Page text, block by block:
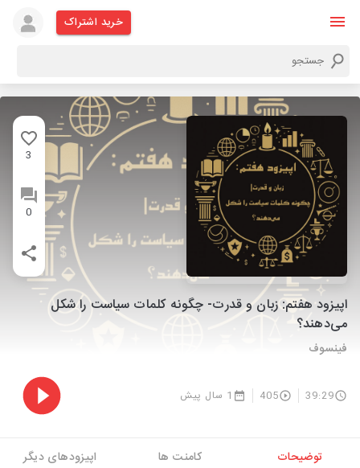
خرید اشتراک
3
0
اپیزود هفتم: زبان و قدرت- چگونه کلمات سیاست را شکل
می‌دهند؟
فینسوف
39:29
405 1 سال پیش
توضیحات کامنت ها اپیزودهای دیگر